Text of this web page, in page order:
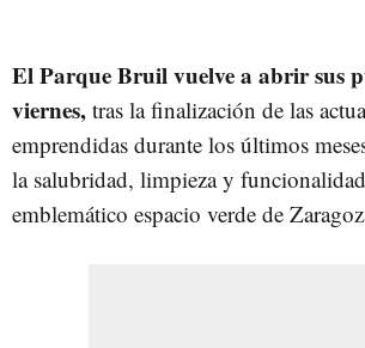
El Parque Bruil vuelve a abrir sus
viernes, tras la finalización de las
emprendidas durante los últimos
la salubridad, limpieza y
emblemático espacio verde de